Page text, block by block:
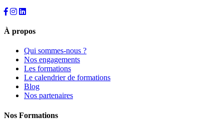
À propos
Qui sommes-nous ?
Nos engagements
Les formations
Le calendrier de formations
Blog
Nos partenaires
Nos Formations